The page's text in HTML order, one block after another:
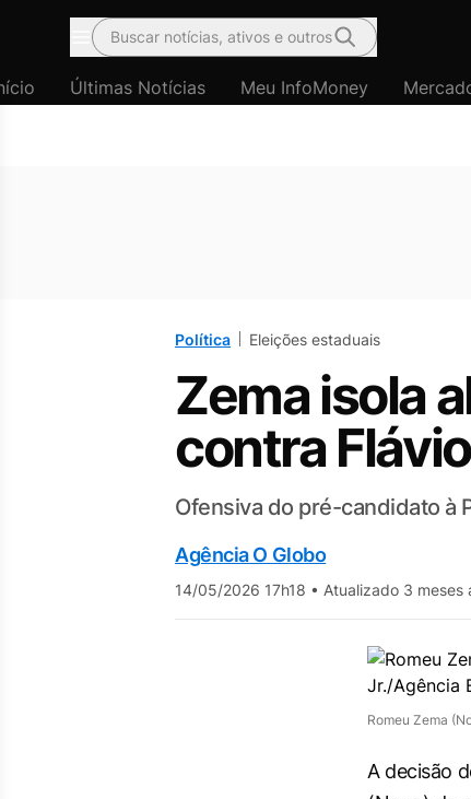
Menu
Buscar notícias, ativos e outros
Últimas Notícias Meu InfoMoney
Política Eleições estaduais
Zema isola
contra
Ofensiva do pré-candidato à
Agência O Globo
14/05/2026 17h18 • Atualizado 3 meses
Romeu Zema
A decisão